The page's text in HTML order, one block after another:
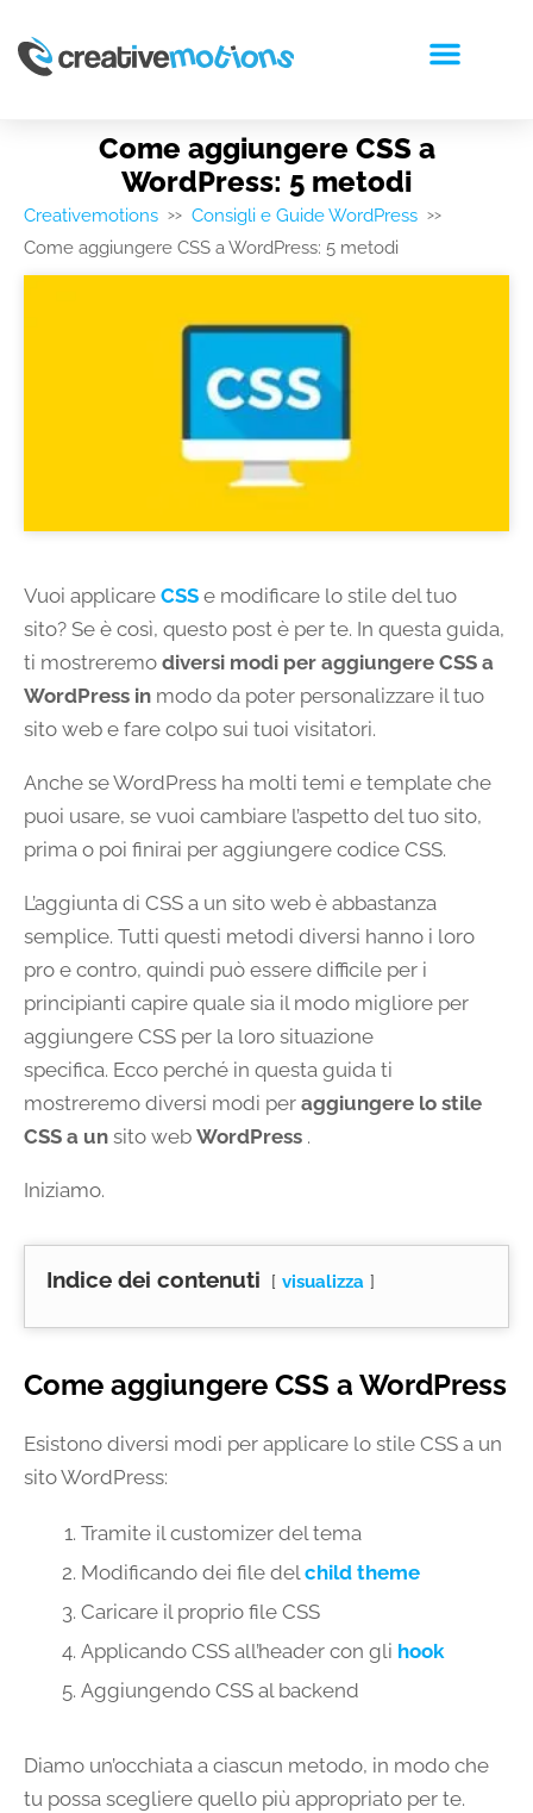
Come aggiungere CSS a
WordPress: 5 metodi
Creativemotions >> Consigli e Guide WordPress >>
Come aggiungere CSS a WordPress: 5 metodi
Vuoi applicare CSS e modificare lo stile del tuo
sito? Se è così, questo post è per te. In questa guida,
ti mostreremo diversi modi per aggiungere CSS a
WordPress in modo da poter personalizzare il tuo
sito web e fare colpo sui tuoi visitatori.
Anche se WordPress ha molti temi e template che
puoi usare, se vuoi cambiare l’aspetto del tuo sito,
prima o poi finirai per aggiungere codice CSS.
L’aggiunta di CSS a un sito web è abbastanza
semplice. Tutti questi metodi diversi hanno i loro
pro e contro, quindi può essere difficile per i
principianti capire quale sia il modo migliore per
aggiungere CSS per la loro situazione
specifica. Ecco perché in questa guida ti
mostreremo diversi modi per aggiungere lo stile
CSS a un sito web WordPress .
Iniziamo.
Indice dei contenuti visualizza
Come aggiungere CSS a WordPress
Esistono diversi modi per applicare lo stile CSS a un
sito WordPress:
Tramite il customizer del tema
Modificando dei file delchild theme
Caricare il proprio file CSS
Applicando CSS all’header con gli hook
Aggiungendo CSS al backend
Diamo un’occhiata a ciascun metodo, in modo che
tu possa scegliere quello più appropriato per te.